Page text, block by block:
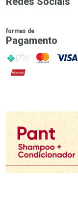
formas de
Pagamento
PIX MasterCard
VISA
Hipercard